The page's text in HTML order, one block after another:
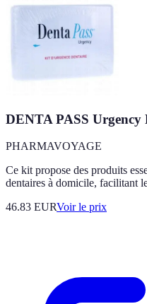
DENTA PASS
PHARMAVOYAGE
Ce kit propose des produits
dentaires à domicile, facilitant
46.83 EURVoir le prix